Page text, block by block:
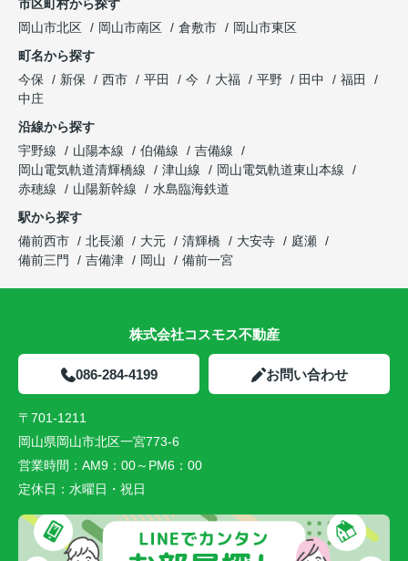
市区町村から探す
岡山市北区
岡山市南区 倉敷市
岡山市東区
町名から探す
今保
新保 西市 平田 今 大福 平野 田中
福田
中庄
沿線から探す
宇野線
山陽本線 伯備線
吉備線
岡山電気軌道清輝橋線
津山線
岡山電気軌道東山本線
赤穂線
山陽新幹線
水島臨海鉄道
駅から探す
備前西市
北長瀬 大元 清輝橋 大安寺
庭瀬
備前三門
吉備津 岡山 備前一宮
株式会社コスモス不動産
086-284-4199 お問い合わせ
〒701-1211
岡山県岡山市北区一宮773-6
営業時間： AM9：00～PM6：00
定休日： 水曜日・祝日